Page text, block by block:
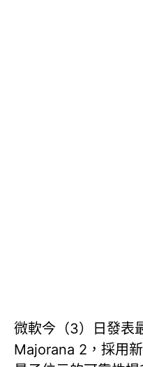
微軟今（3）日發表
Majorana 2，採用